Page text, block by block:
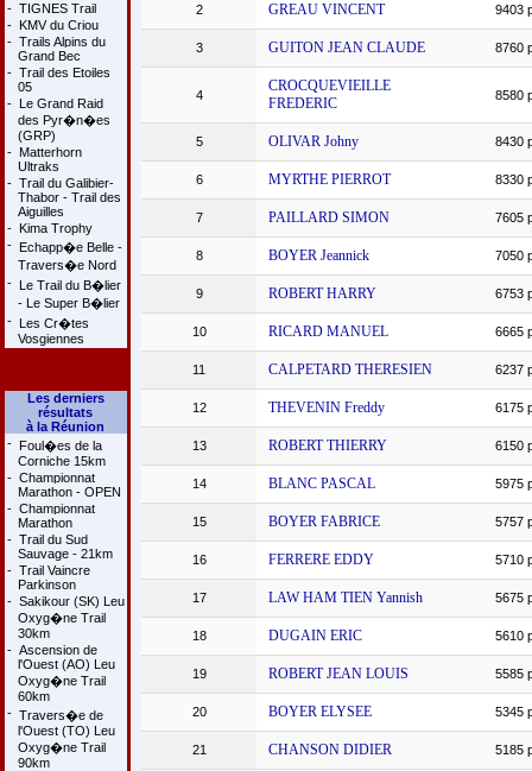
- TIGNES Trail
- KMV du Criou
- Trails Alpins du
Grand Bec
- Trail des Etoiles
05
- Le Grand Raid
des Pyr�n�es
(GRP)
- Matterhorn
Ultraks
- Trail du Galibier-
Thabor - Trail des
Aiguilles
- Kima Trophy
- Echapp�e Belle -
Travers�e Nord
- Le Trail du B�lier
- Le Super B�lier
- Les Cr�tes
Vosgiennes
Les derniers
résultats
à la Réunion
- Foul�es de la
Corniche 15km
- Championnat
Marathon - OPEN
- Championnat
Marathon
- Trail du Sud
Sauvage - 21km
- Trail Vaincre
Parkinson
- Sakikour (SK) Leu
Oxyg�ne Trail
30km
- Ascension de
l'Ouest (AO) Leu
Oxyg�ne Trail
60km
- Travers�e de
l'Ouest (TO) Leu
Oxyg�ne Trail
90km
2 GREAU VINCENT 9403
3 GUITON JEAN CLAUDE 8760
4
CROCQUEVIEILLE
FREDERIC
8580
5 OLIVAR Johny 8430
6 MYRTHE PIERROT 8330
7 PAILLARD SIMON 7605
8 BOYER Jeannick 7050
9 ROBERT HARRY 6753
10 RICARD MANUEL 6665
11 CALPETARD THERESIEN 6237
12 THEVENIN Freddy 6175
13 ROBERT THIERRY 6150
14 BLANC PASCAL 5975
15 BOYER FABRICE 5757
16 FERRERE EDDY 5710
17 LAW HAM TIEN Yannish 5675
18 DUGAIN ERIC 5610
19 ROBERT JEAN LOUIS 5585
20 BOYER ELYSEE 5345
21 CHANSON DIDIER 5185